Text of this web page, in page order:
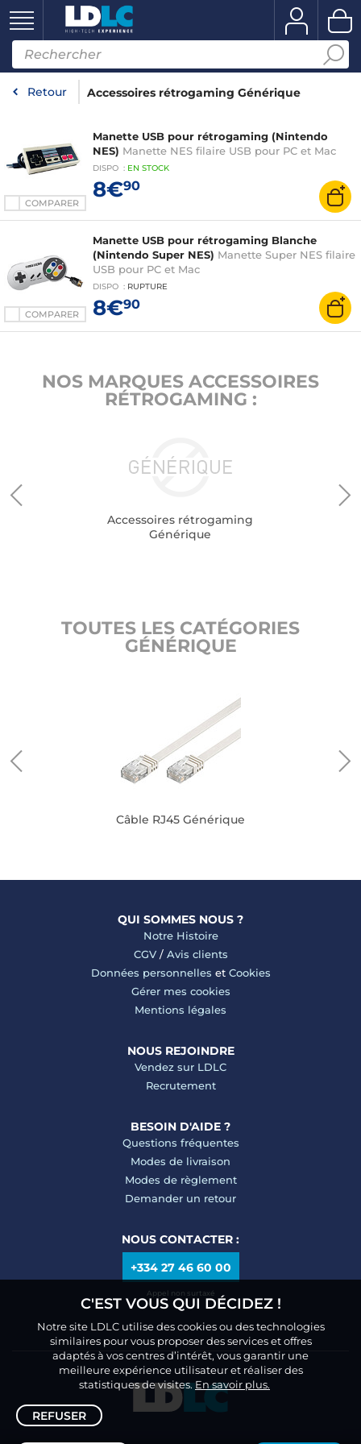
Retour Accessoires rétrogaming Générique
COMPARER
Manette USB pour rétrogaming (Nintendo
NES) Manette NES filaire USB pour PC et Mac
DISPO : EN STOCK
8€90
COMPARER
Manette USB pour rétrogaming Blanche
(Nintendo Super NES) Manette Super NES filaire
USB pour PC et Mac
DISPO : RUPTURE
8€90
NOS MARQUES ACCESSOIRES
RÉTROGAMING :
Accessoires rétrogaming
Générique
TOUTES LES CATÉGORIES
GÉNÉRIQUE
Câble RJ45 Générique
QUI SOMMES NOUS ?
Notre Histoire
CGV/ Avis clients
Données personnelles et Cookies
Gérer mes cookies
Mentions légales
NOUS REJOINDRE
Vendez sur LDLC
Recrutement
BESOIN D'AIDE ?
Questions fréquentes
Modes de livraison
Modes de règlement
Demander un retour
NOUS CONTACTER :
+334 27 46 60 00
Appel non surtaxé
C'EST VOUS QUI DÉCIDEZ !
Notre site LDLC utilise des cookies ou des technologies
similaires pour vous proposer des services et offres
adaptés à vos centres d’intérêt, vous garantir une
meilleure expérience utilisateur et réaliser des
statistiques de visites.En savoir plus.
REFUSER